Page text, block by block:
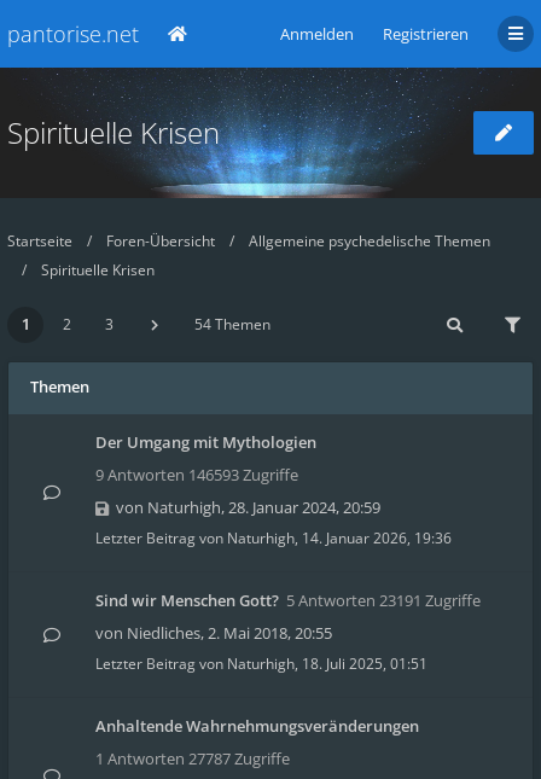
pantorise.net Anmelden Registrieren
Spirituelle Krisen
Startseite Foren-Übersicht
Allgemeine psychedelische Themen
Spirituelle Krisen
1 2 3 54 Themen
Themen
Der Umgang mit Mythologien
9 Antworten 146593 Zugriffe
von Naturhigh,28. Januar 2024, 20:59
Letzter Beitrag von Naturhigh, 14. Januar 2026, 19:36
Sind wir Menschen Gott? 5 Antworten 23191 Zugriffe
von Niedliches,2. Mai 2018, 20:55
Letzter Beitrag von Naturhigh, 18. Juli 2025, 01:51
Anhaltende Wahrnehmungsveränderungen
1 Antworten 27787 Zugriffe